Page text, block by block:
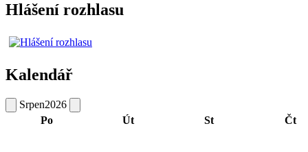
Hlášení rozhlasu
Kalendář
Srpen2026
Po
Út St Čt